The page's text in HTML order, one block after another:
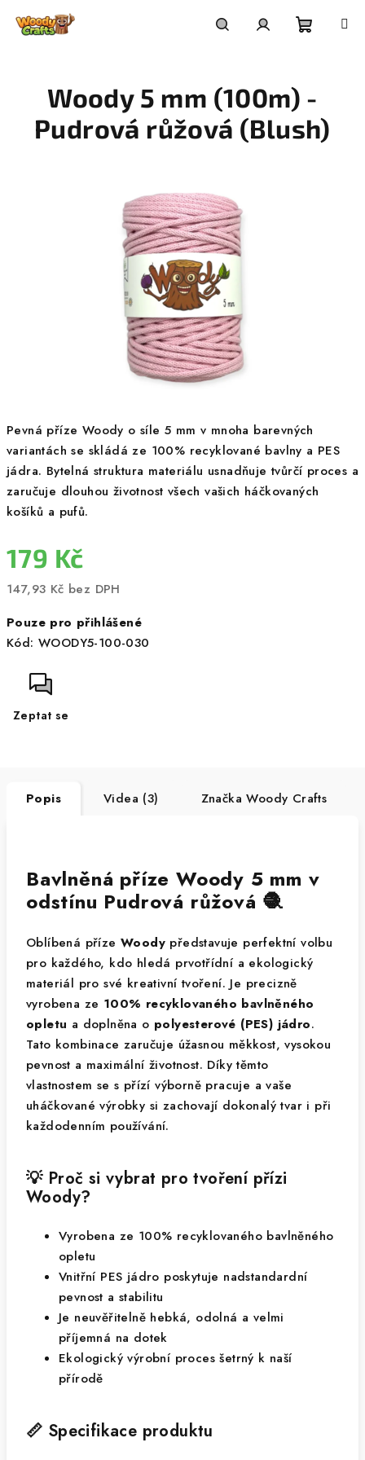
košík
Pevná příze Woody o síle 5 mm v mnoha barevných
variantách se skládá ze 100% recyklované bavlny a PES
jádra. Bytelná struktura materiálu usnadňuje tvůrčí proces a
zaručuje dlouhou životnost všech vašich háčkovaných
košíků a pufů.
179 Kč
147,93 Kč bez DPH
cena:
Pouze pro přihlášené
Kód: WOODY5-100-030
Zeptat se
Woody 5 mm (100m) -
Pudrová růžová (Blush)
Popis Videa (3) Značka Woody Crafts
Bavlněná příze Woody 5 mm v
odstínu Pudrová růžová 🧶
Oblíbená příze Woody představuje perfektní volbu
pro každého, kdo hledá prvotřídní a ekologický
materiál pro své kreativní tvoření. Je precizně
vyrobena ze 100% recyklovaného bavlněného
opletu a doplněna o polyesterové (PES) jádro.
Tato kombinace zaručuje úžasnou měkkost, vysokou
pevnost a maximální životnost. Díky těmto
vlastnostem se s přízí výborně pracuje a vaše
uháčkované výrobky si zachovají dokonalý tvar i při
každodenním používání.
💡 Proč si vybrat pro tvoření přízi
Woody?
Vyrobena ze 100% recyklovaného bavlněného
opletu
Vnitřní PES jádro poskytuje nadstandardní
pevnost a stabilitu
Je neuvěřitelně hebká, odolná a velmi
příjemná na dotek
Ekologický výrobní proces šetrný k naší
přírodě
📏 Specifikace produktu